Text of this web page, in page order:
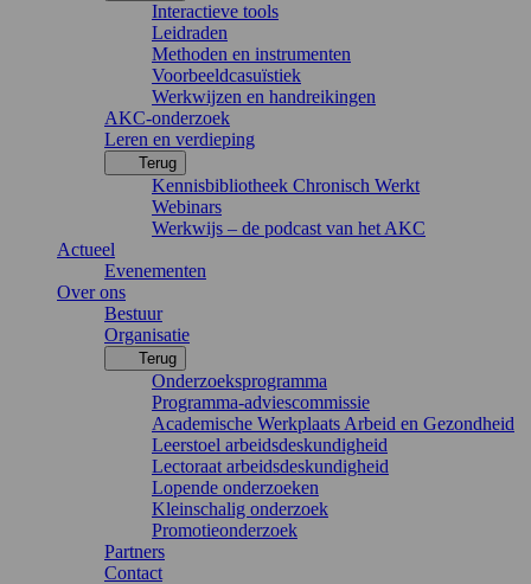
Interactieve tools
Leidraden
Methoden en instrumenten
Voorbeeldcasuïstiek
Werkwijzen en handreikingen
AKC-onderzoek
Leren en verdieping
Terug
Kennisbibliotheek Chronisch Werkt
Webinars
Werkwijs – de podcast van het AKC
Actueel
Evenementen
Over ons
Bestuur
Organisatie
Terug
Onderzoeksprogramma
Programma-adviescommissie
Academische Werkplaats Arbeid en Gezondheid
Leerstoel arbeidsdeskundigheid
Lectoraat arbeidsdeskundigheid
Lopende onderzoeken
Kleinschalig onderzoek
Promotieonderzoek
Partners
Contact